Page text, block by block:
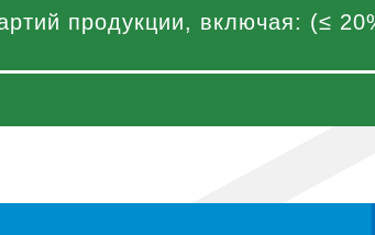
продукции, включая: (≤